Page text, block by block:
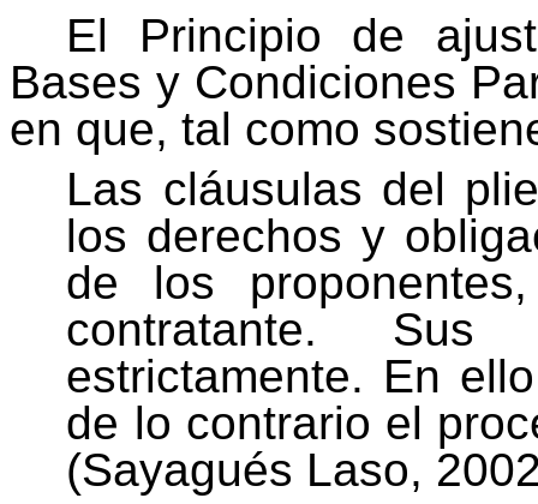
El Principio de
Bases y Condiciones
en que, tal como
Las cláusulas del
los derechos y
de los
contratante. Sus
estrictamente. En
de lo contrario el
(Sayagués Laso,